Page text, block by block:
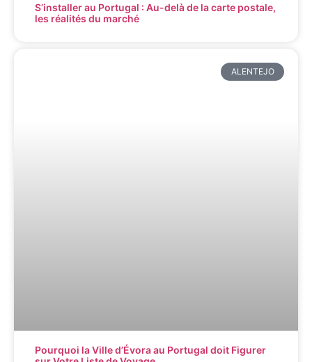
S’installer au Portugal : Au-delà de la carte postale,
les réalités du marché
ALENTEJO
Pourquoi la Ville d’Évora au Portugal doit Figurer